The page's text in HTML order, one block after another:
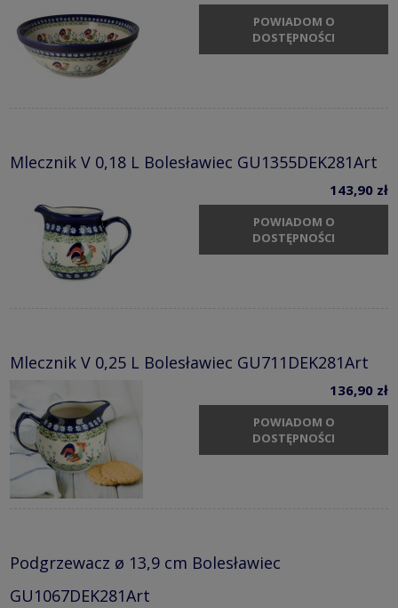
POWIADOM O
DOSTĘPNOŚCI
Mlecznik V 0,18 L Bolesławiec GU1355DEK281Art
143,90 zł
POWIADOM O
DOSTĘPNOŚCI
Mlecznik V 0,25 L Bolesławiec GU711DEK281Art
136,90 zł
POWIADOM O
DOSTĘPNOŚCI
Podgrzewacz ø 13,9 cm Bolesławiec
GU1067DEK281Art